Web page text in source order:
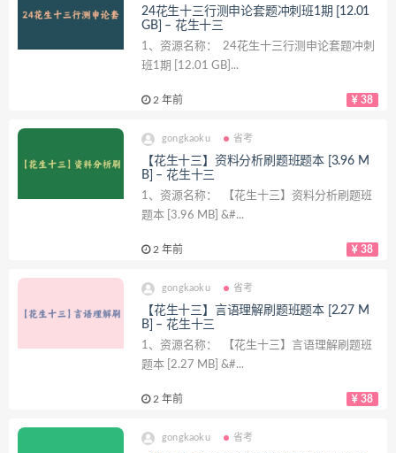
24花生十三行测申论套题冲刺班1期 [12.01
GB] – 花生十三
1、资源名称： 24花生十三行测申论套题冲刺
班1期 [12.01 GB]...
2 年前 38
gongkaoku 省考
【花生十三】资料分析刷题班题本 [3.96 M
B] – 花生十三
1、资源名称： 【花生十三】资料分析刷题班
题本 [3.96 MB] &#...
2 年前 38
gongkaoku 省考
【花生十三】言语理解刷题班题本 [2.27 M
B] – 花生十三
1、资源名称： 【花生十三】言语理解刷题班
题本 [2.27 MB] &#...
2 年前 38
gongkaoku 省考